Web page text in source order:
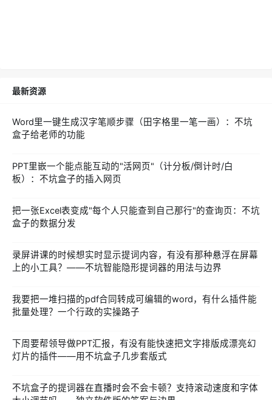
最新资源
Word里一键生成汉字笔顺步骤（田字格里一笔一画）：不坑
盒子给老师的功能
PPT里嵌一个能点能互动的"活网页"（计分板/倒计时/白
板）：不坑盒子的插入网页
把一张Excel表变成"每个人只能查到自己那行"的查询页：不坑
盒子的数据分发
录屏讲课的时候想实时显示提词内容，有没有那种悬浮在屏幕
上的小工具？——不坑智能隐形提词器的用法与边界
我要把一堆扫描的pdf合同转成可编辑的word，有什么插件能
批量处理？一个行政的实操路子
下周要帮领导做PPT汇报，有没有能快速把文字排版成漂亮幻
灯片的插件——用不坑盒子几步套版式
不坑盒子的提词器在直播时会不会卡顿？支持滚动速度和字体